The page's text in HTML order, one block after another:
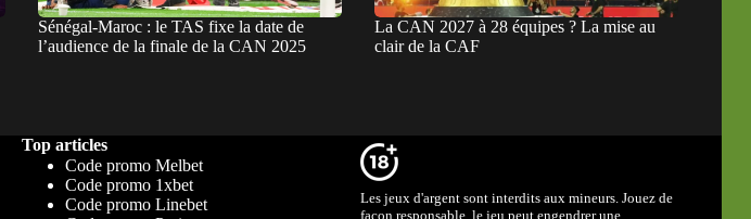
Sénégal-Maroc : le TAS fixe la date de
l’audience de la finale de la CAN 2025
La CAN 2027 à 28 équipes ? La mise au
clair de la CAF
Top articles
Code promo Melbet
Code promo 1xbet
Code promo Linebet
Les jeux d'argent sont interdits aux mineurs. Jouez de
façon responsable, le jeu peut engendrer une